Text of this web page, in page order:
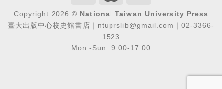
Copyright 2026 © National Taiwan University Press
臺大出版中心校史館書店｜ntuprslib@gmail.com｜02-3366-
1523
Mon.-Sun. 9:00-17:00